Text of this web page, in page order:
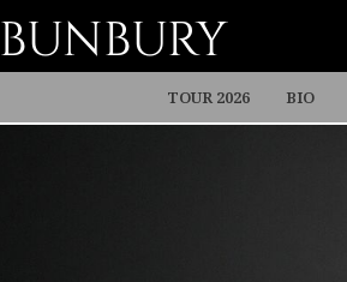
BUNBURY
TOUR 2026 BIO